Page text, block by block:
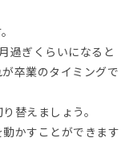
過ぎくらいになると
卒業のタイミングで
替えましょう。
かすことができます